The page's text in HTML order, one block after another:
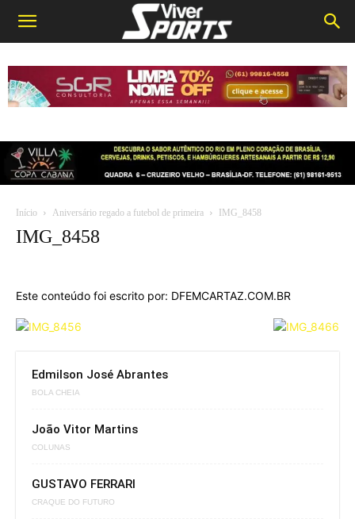
Início Aniversário regado a futebol de primeira IMG_8458
IMG_8458
Este conteúdo foi escrito por: DFEMCARTAZ.COM.BR
Edmilson José Abrantes
BOLA CHEIA
João Vitor Martins
COLUNAS
GUSTAVO FERRARI
CRAQUE DO FUTURO